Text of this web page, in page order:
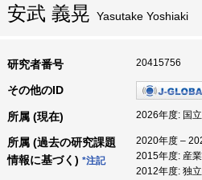
安武 義晃 Yasutake Yoshiaki
研究者番号 20415756
その他のID
所属 (現在) 2026年度: 国
所属 (過去の研究課題
情報に基づく) *注記
2020年度 –
2015年度: 産
2012年度: 独